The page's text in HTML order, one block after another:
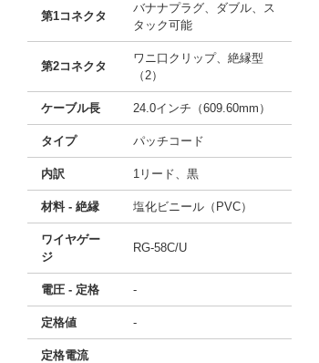
第1コネクタ
バナナプラグ、ダブル、ス
タック可能
第2コネクタ
ワニ口クリップ、絶縁型
（2）
ケーブル長 24.0インチ（609.60mm）
タイプ パッチコード
内訳 1リード、黒
材料 - 絶縁 塩化ビニール（PVC）
ワイヤゲー
ジ
RG-58C/U
電圧 - 定格 -
定格値 -
定格電流